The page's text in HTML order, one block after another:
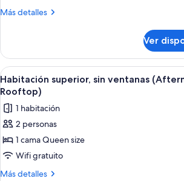
On
Más detalles
Más
panorámica
(Afternoon
Tea
On
Ver
Ver
todas
las
fotos
de
Habitación
superior,
sin
Una
1
Habitación superior, sin ventanas
Rooftop)
1 habitación
2 personas
1 cama Queen size
Wifi gratuito
Más detalles
Más